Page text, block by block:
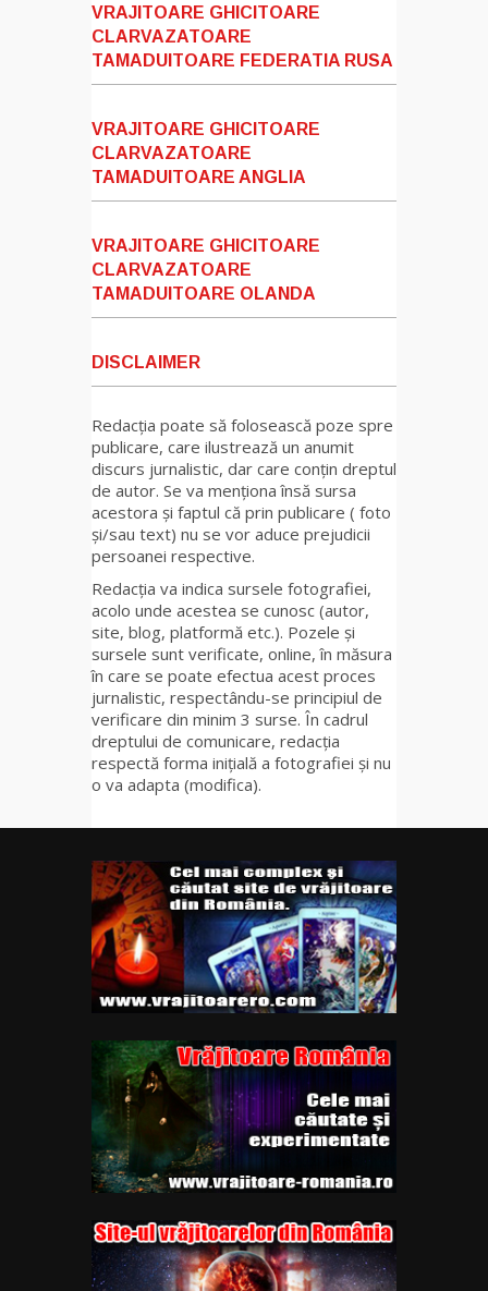
VRAJITOARE GHICITOARE
CLARVAZATOARE
TAMADUITOARE FEDERATIA RUSA
VRAJITOARE GHICITOARE
CLARVAZATOARE
TAMADUITOARE ANGLIA
VRAJITOARE GHICITOARE
CLARVAZATOARE
TAMADUITOARE OLANDA
DISCLAIMER
Redacția poate să folosească poze spre
publicare, care ilustrează un anumit
discurs jurnalistic, dar care conțin dreptul
de autor. Se va menționa însă sursa
acestora și faptul că prin publicare ( foto
și/sau text) nu se vor aduce prejudicii
persoanei respective.
Redacția va indica sursele fotografiei,
acolo unde acestea se cunosc (autor,
site, blog, platformă etc.). Pozele și
sursele sunt verificate, online, în măsura
în care se poate efectua acest proces
jurnalistic, respectându-se principiul de
verificare din minim 3 surse. În cadrul
dreptului de comunicare, redacția
respectă forma inițială a fotografiei și nu
o va adapta (modifica).